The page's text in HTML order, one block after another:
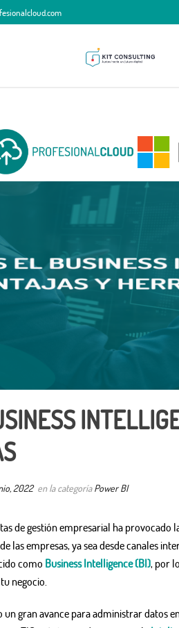
2022 en la categoríaPower BI
de gestión empresarial ha
las empresas, ya sea desde canales
como Business Intelligence (BI), por
negocio.
un gran avance para administrar datos